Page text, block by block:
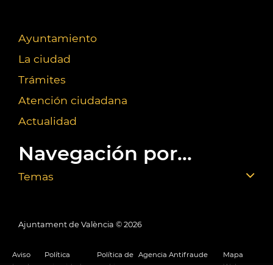
Ayuntamiento
La ciudad
Trámites
Atención ciudadana
Actualidad
Navegación por...
Temas
Ajuntament de València © 2026
Aviso
Política
Política de Agencia Antifraude
Mapa